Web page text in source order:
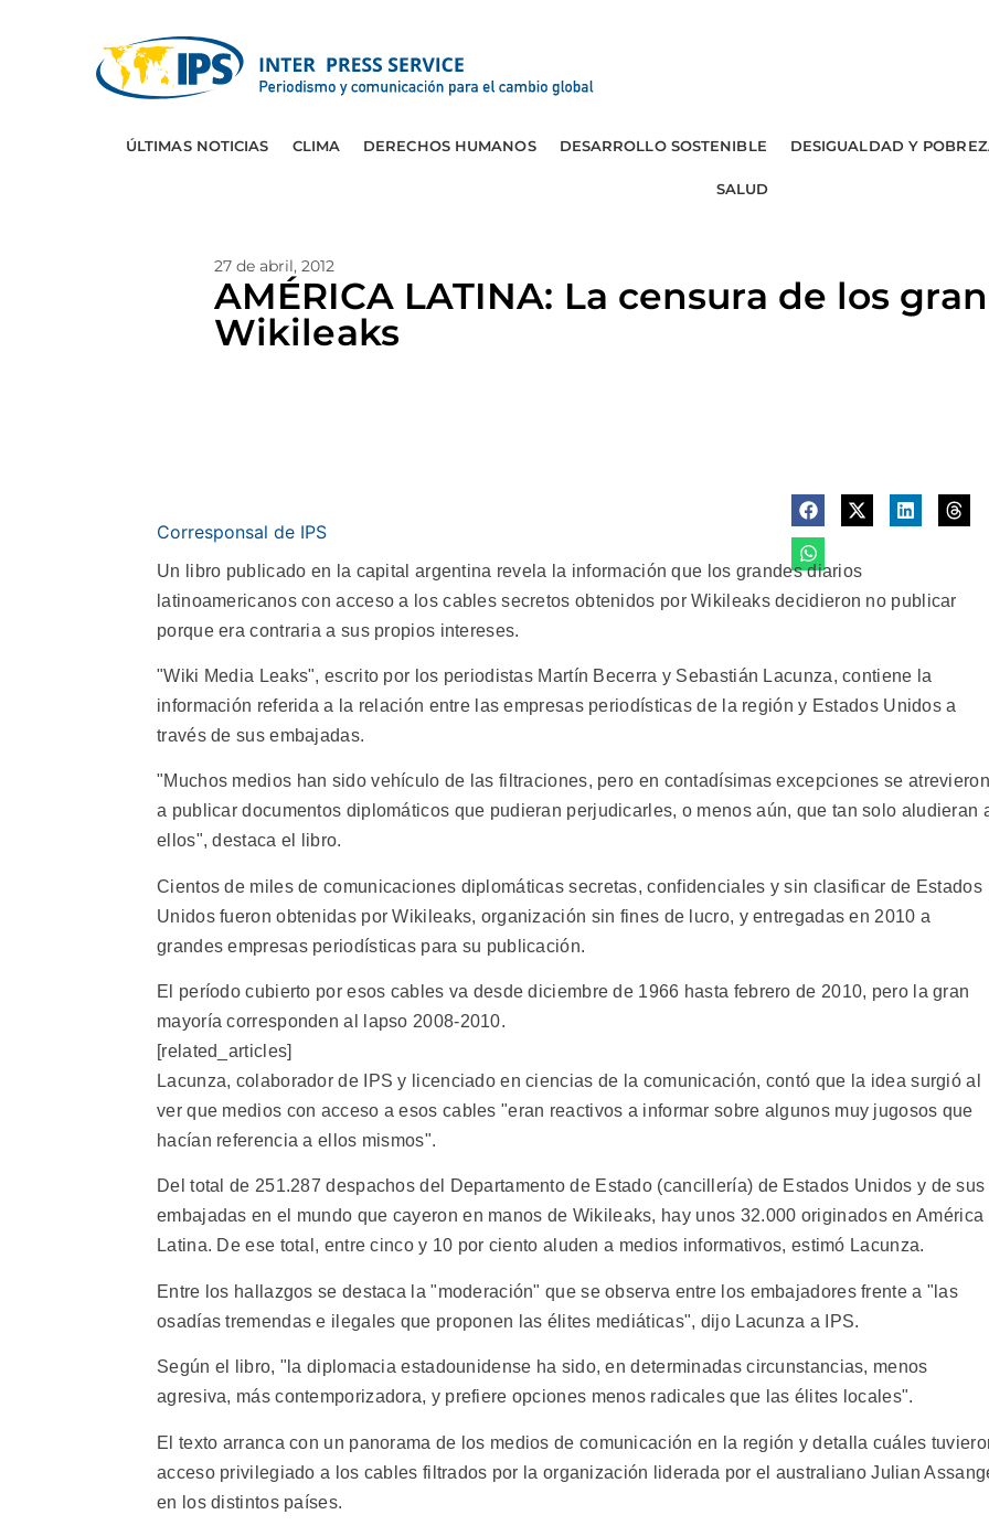
ÚLTIMAS NOTICIAS CLIMA DERECHOS HUMANOS DESARROLLO SOSTENIBLE DESIGUALDAD Y
SALUD
27 de abril, 2012
AMÉRICA LATINA: La censura de los
Wikileaks
Corresponsal de IPS
Un libro publicado en la capital argentina revela la información que los grandes diarios
latinoamericanos con acceso a los cables secretos obtenidos por Wikileaks decidieron no publicar
porque era contraria a sus propios intereses.
"Wiki Media Leaks", escrito por los periodistas Martín Becerra y Sebastián Lacunza, contiene la
información referida a la relación entre las empresas periodísticas de la región y Estados Unidos a
través de sus embajadas.
"Muchos medios han sido vehículo de las filtraciones, pero en contadísimas excepciones se atrevieron
a publicar documentos diplomáticos que pudieran perjudicarles, o menos aún, que tan solo aludieran
ellos", destaca el libro.
Cientos de miles de comunicaciones diplomáticas secretas, confidenciales y sin clasificar de Estados
Unidos fueron obtenidas por Wikileaks, organización sin fines de lucro, y entregadas en 2010 a
grandes empresas periodísticas para su publicación.
El período cubierto por esos cables va desde diciembre de 1966 hasta febrero de 2010, pero la gran
mayoría corresponden al lapso 2008-2010.
[related_articles]
Lacunza, colaborador de IPS y licenciado en ciencias de la comunicación, contó que la idea surgió al
ver que medios con acceso a esos cables "eran reactivos a informar sobre algunos muy jugosos que
hacían referencia a ellos mismos".
Del total de 251.287 despachos del Departamento de Estado (cancillería) de Estados Unidos y de sus
embajadas en el mundo que cayeron en manos de Wikileaks, hay unos 32.000 originados en América
Latina. De ese total, entre cinco y 10 por ciento aluden a medios informativos, estimó Lacunza.
Entre los hallazgos se destaca la "moderación" que se observa entre los embajadores frente a "las
osadías tremendas e ilegales que proponen las élites mediáticas", dijo Lacunza a IPS.
Según el libro, "la diplomacia estadounidense ha sido, en determinadas circunstancias, menos
agresiva, más contemporizadora, y prefiere opciones menos radicales que las élites locales".
El texto arranca con un panorama de los medios de comunicación en la región y detalla cuáles
acceso privilegiado a los cables filtrados por la organización liderada por el australiano Julian
en los distintos países.